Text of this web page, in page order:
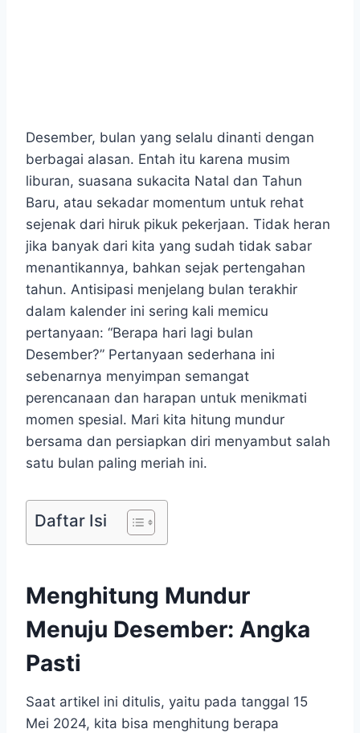
Desember, bulan yang selalu dinanti dengan
berbagai alasan. Entah itu karena musim
liburan, suasana sukacita Natal dan Tahun
Baru, atau sekadar momentum untuk rehat
sejenak dari hiruk pikuk pekerjaan. Tidak heran
jika banyak dari kita yang sudah tidak sabar
menantikannya, bahkan sejak pertengahan
tahun. Antisipasi menjelang bulan terakhir
dalam kalender ini sering kali memicu
pertanyaan: “Berapa hari lagi bulan
Desember?” Pertanyaan sederhana ini
sebenarnya menyimpan semangat
perencanaan dan harapan untuk menikmati
momen spesial. Mari kita hitung mundur
bersama dan persiapkan diri menyambut salah
satu bulan paling meriah ini.
Daftar Isi
Menghitung Mundur
Menuju Desember: Angka
Pasti
Saat artikel ini ditulis, yaitu pada tanggal 15
Mei 2024, kita bisa menghitung berapa